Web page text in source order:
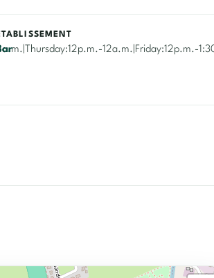
12a.m.|Friday:12p.m.-